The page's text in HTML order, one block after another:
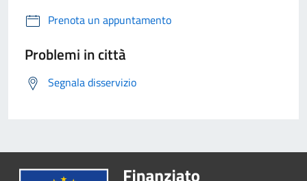
Prenota un appuntamento
Problemi in città
Segnala disservizio